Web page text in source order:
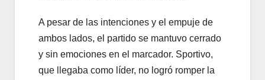
A pesar de las intenciones y el empuje de
ambos lados, el partido se mantuvo cerrado
y sin emociones en el marcador. Sportivo,
que llegaba como líder, no logró romper la